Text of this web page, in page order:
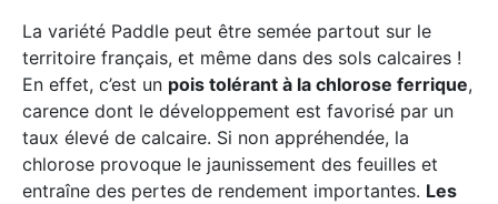
La variété Paddle peut être semée partout sur le
territoire français, et même dans des sols calcaires !
En effet, c’est un pois tolérant à la chlorose ferrique,
carence dont le développement est favorisé par un
taux élevé de calcaire. Si non appréhendée, la
chlorose provoque le jaunissement des feuilles et
entraîne des pertes de rendement importantes. Les